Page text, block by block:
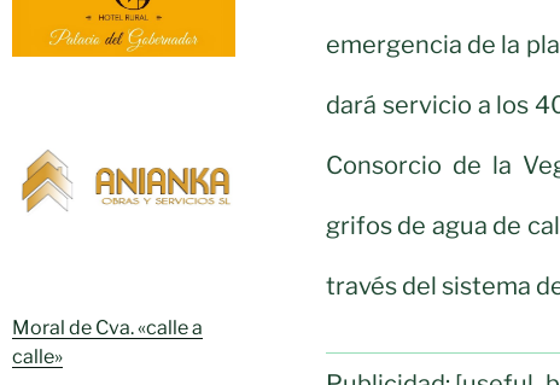
Moral de Cva. «calle a
calle»
emergencia de la
dará servicio a los
Consorcio de la
grifos de agua de
través del sistema